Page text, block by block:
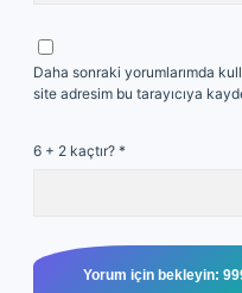
Daha sonraki yorumlarımda
site adresim bu tarayıcıya
6 + 2 kaçtır? *